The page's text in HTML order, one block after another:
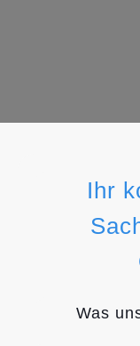
Ihr
Was